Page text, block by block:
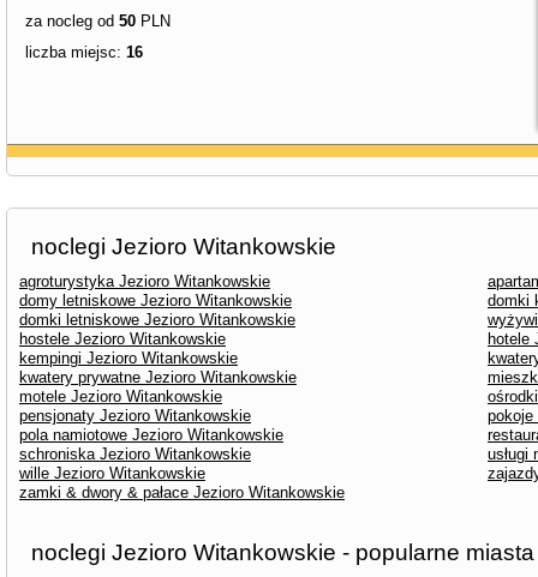
za nocleg od 50 PLN
liczba miejsc: 16
noclegi Jezioro Witankowskie
agroturystyka Jezioro Witankowskie
domy letniskowe Jezioro Witankowskie
domki
domki letniskowe Jezioro Witankowskie
hostele Jezioro Witankowskie
hotele
kempingi Jezioro Witankowskie
kwatery prywatne Jezioro Witankowskie
motele Jezioro Witankowskie
pensjonaty Jezioro Witankowskie
pokoje
pola namiotowe Jezioro Witankowskie
schroniska Jezioro Witankowskie
usługi
wille Jezioro Witankowskie
zamki & dwory & pałace Jezioro Witankowskie
noclegi Jezioro Witankowskie - popularne miasta